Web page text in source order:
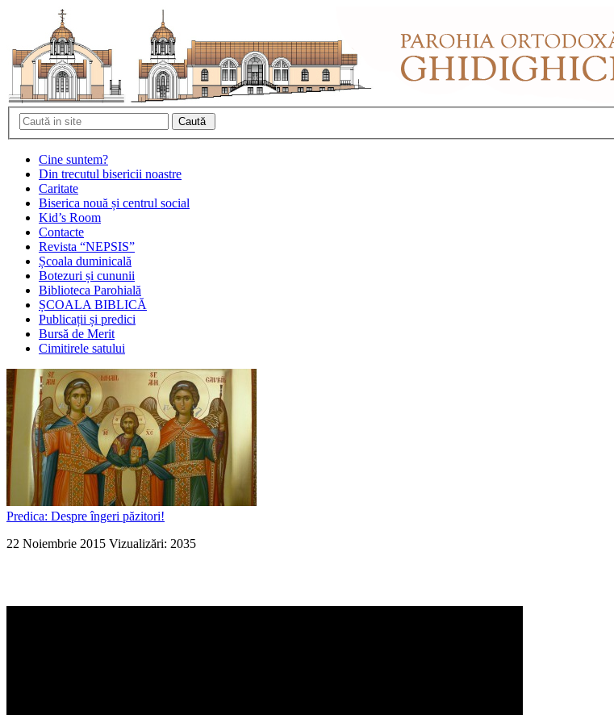
Cine suntem?
Din trecutul bisericii noastre
Caritate
Biserica nouă și centrul social
Kid’s Room
Contacte
Revista “NEPSIS”
Școala duminicală
Botezuri și cununii
Biblioteca Parohială
ȘCOALA BIBLICĂ
Publicații și predici
Bursă de Merit
Cimitirele satului
Predica: Despre îngeri păzitori!
22 Noiembrie 2015 Vizualizări: 2035